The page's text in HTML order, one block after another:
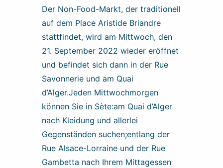
Der Non-Food-Markt, der traditionell
auf dem Place Aristide Briandre
stattfindet, wird am Mittwoch, den
21. September 2022 wieder eröffnet
und befindet sich dann in der Rue
Savonnerie und am Quai
d’Alger.Jeden Mittwochmorgen
können Sie in Sète:am Quai d’Alger
nach Kleidung und allerlei
Gegenständen suchen;entlang der
Rue Alsace-Lorraine und der Rue
Gambetta nach Ihrem Mittagessen